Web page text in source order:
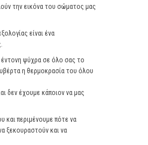
την εικόνα του σώματος μας
είναι ένα
έντονη ψύχρα σε όλο σας το
η θερμοκρασία του όλου
δεν έχουμε κάποιον να μας
και περιμένουμε πότε να
ξεκουραστούν και να